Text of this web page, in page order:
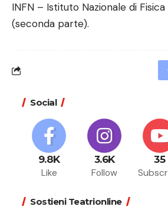
INFN – Istituto Nazionale di
(seconda parte).
Social
9.8K
Like
3.6K
Follow
35
Sostieni Teatrionline